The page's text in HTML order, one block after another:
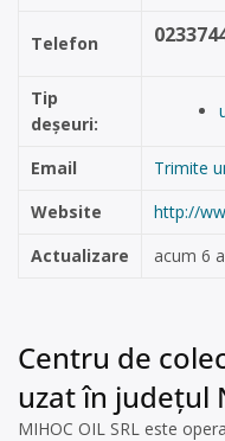
Telefon
Tip
deșeuri:
Email
Trimite
Website
http://
Actualizare
acum 6
Centru de
uzat în județul
MIHOC OIL SRL este